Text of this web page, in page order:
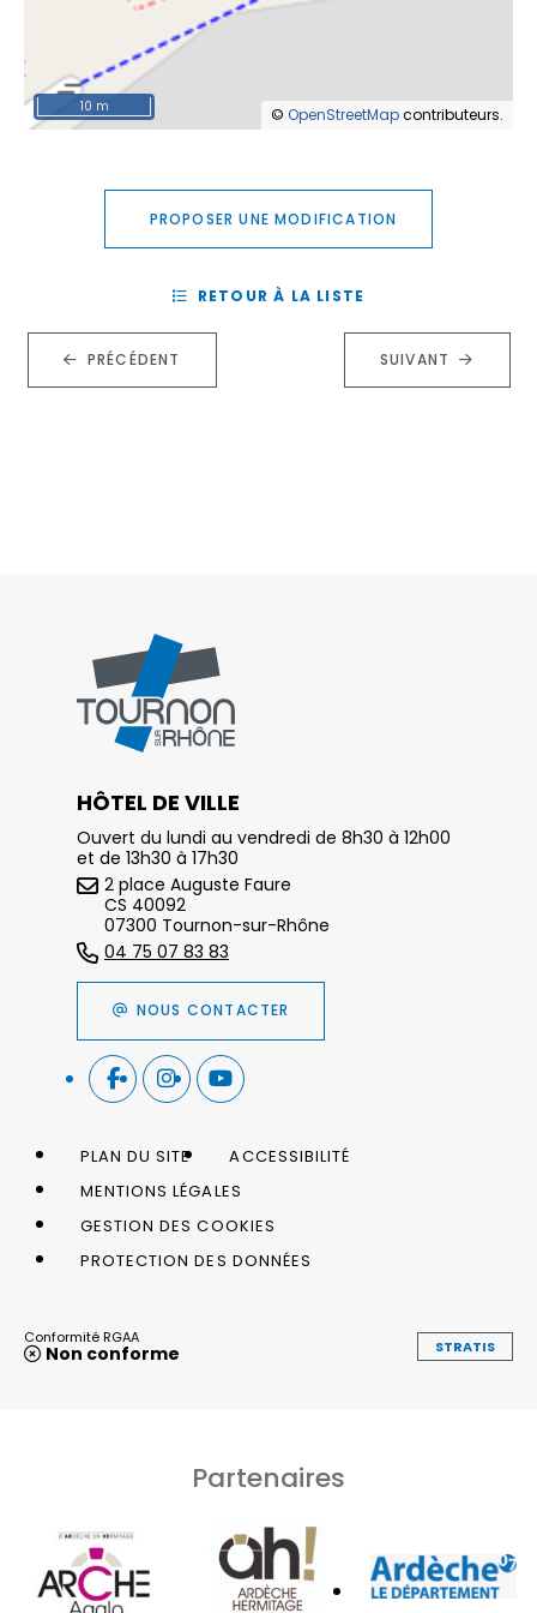
© OpenStreetMapcontributeurs.
10 m
PROPOSER UNE MODIFICATION
PRÉCÉDENT
RETOUR À LA LISTE
SUIVANT
HÔTEL DE VILLE
Ouvert du lundi au vendredi de 8h30 à 12h00
et de 13h30 à 17h30
2 place Auguste Faure
CS 40092
07300 Tournon-sur-Rhône
04 75 07 83 83
NOUS CONTACTER
PLAN DU SITE
ACCESSIBILITÉ
MENTIONS LÉGALES
GESTION DES COOKIES
PROTECTION DES DONNÉES
Conformité RGAA
Non conforme STRATIS
Partenaires